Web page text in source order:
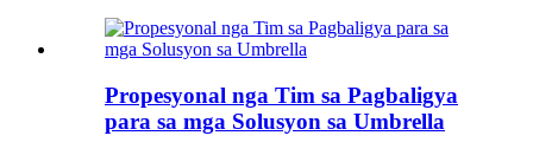
Propesyonal nga Tim sa Pagbaligya
para sa mga Solusyon sa Umbrella